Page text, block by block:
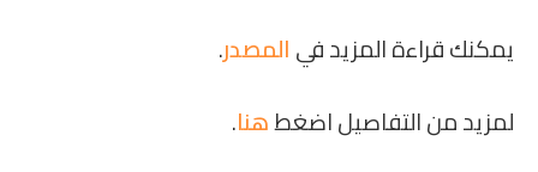
يمكنك قراءة المزيد فيالمصدر.
لمزيد من التفاصيل اضغطهنا.